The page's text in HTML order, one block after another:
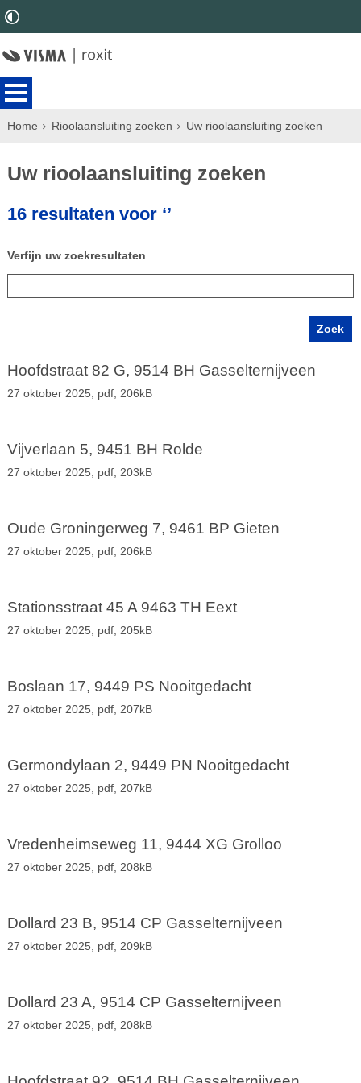
Home Rioolaansluiting zoeken Uw rioolaansluiting zoeken
Uw rioolaansluiting zoeken
16 resultaten voor ‘’
Verfijn uw zoekresultaten
Hoofdstraat 82 G, 9514 BH Gasselternijveen
27 oktober 2025, pdf, 206kB
Vijverlaan 5, 9451 BH Rolde
27 oktober 2025, pdf, 203kB
Oude Groningerweg 7, 9461 BP Gieten
27 oktober 2025, pdf, 206kB
Stationsstraat 45 A 9463 TH Eext
27 oktober 2025, pdf, 205kB
Boslaan 17, 9449 PS Nooitgedacht
27 oktober 2025, pdf, 207kB
Germondylaan 2, 9449 PN Nooitgedacht
27 oktober 2025, pdf, 207kB
Vredenheimseweg 11, 9444 XG Grolloo
27 oktober 2025, pdf, 208kB
Dollard 23 B, 9514 CP Gasselternijveen
27 oktober 2025, pdf, 209kB
Dollard 23 A, 9514 CP Gasselternijveen
27 oktober 2025, pdf, 208kB